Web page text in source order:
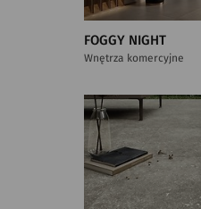
FOGGY NIGHT
Wnętrza komercyjne